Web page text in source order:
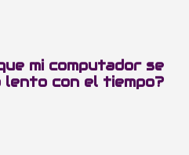
mi computador se
lento con el tiempo?